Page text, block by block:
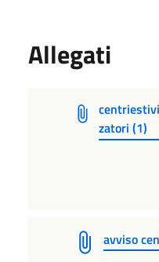
Allegati
zatori (1)
avviso